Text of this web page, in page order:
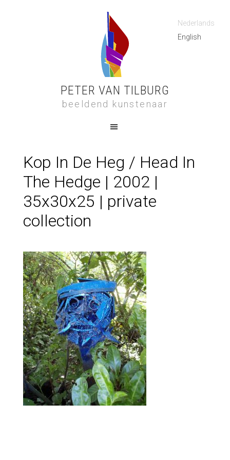
Nederlands
English
PETER VAN TILBURG
beeldend kunstenaar
Kop In De Heg / Head In
The Hedge | 2002 |
35x30x25 | private
collection